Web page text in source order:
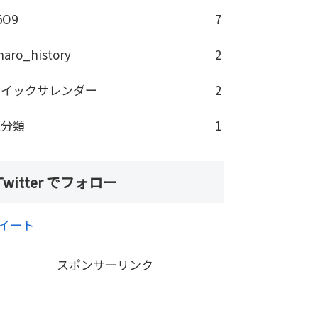
7
2
ックサレンダー
2
類
1
でフォロー
ート
スポンサーリンク